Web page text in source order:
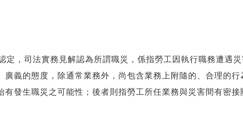
，司法實務見解認為所謂職災，係指勞工因執行職務遭遇
廣義的態度，除通常業務外，尚包含業務上附隨的、合理的
發生職災之可能性；後者則指勞工所任業務與災害間有密接